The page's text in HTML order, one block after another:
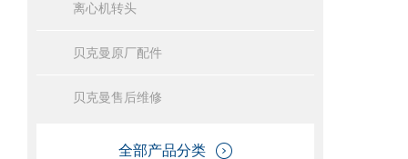
离心机转头
贝克曼原厂配件
贝克曼售后维修
全部产品分类